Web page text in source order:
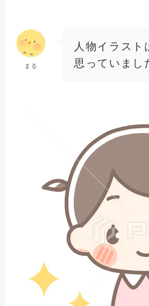
まる
人物イラスト
思っていま